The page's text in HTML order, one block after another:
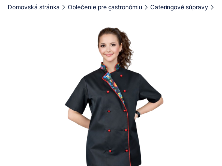
Domovská stránka Oblečenie pre gastronómiu Cateringové súpravy